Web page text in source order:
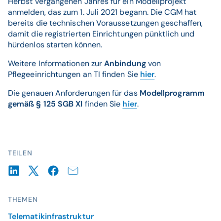
TEILEN
THEMEN
Telematikinfrastruktur
anmelden, das zum 1. Juli 2021 begann. Die CGM hat
bereits die technischen Voraussetzungen geschaffen,
damit die registrierten Einrichtungen pünktlich und
hürdenlos starten können.
Weitere Informationen zurAnbindungvon
Pflegeeinrichtungen an TI finden Sie hier.
Die genauen Anforderungen für das Modellprogramm
gemäß § 125 SGB XI finden Sie hier.